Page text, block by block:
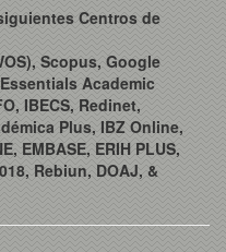
Centros de
Scopus, Google
Academic
IBECS, Redinet,
Plus, IBZ Online,
EMBASE, ERIH PLUS,
Rebiun, DOAJ, &